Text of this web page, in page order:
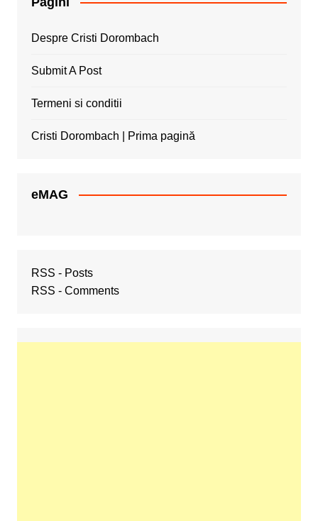
Despre Cristi Dorombach
Submit A Post
Termeni si conditii
Cristi Dorombach | Prima pagină
eMAG
RSS - Posts
RSS - Comments